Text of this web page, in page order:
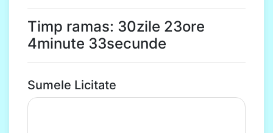
Timp ramas: 30zile 23ore
4minute 32secunde
Sumele Licitate